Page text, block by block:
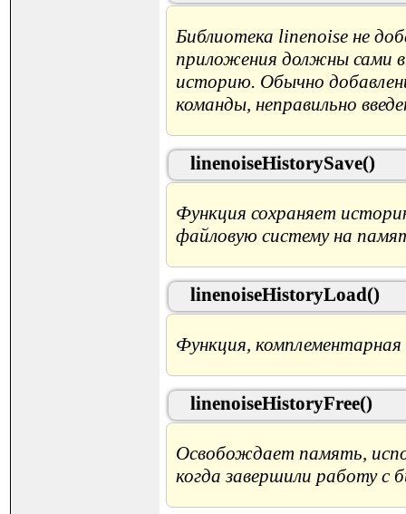
Библиотека linenoise не
приложения должны сами
историю. Обычно
команды, неправильно
linenoiseHistorySave()
Функция сохраняет
файловую систему на
linenoiseHistoryLoad()
Функция,
linenoiseHistoryFree()
Освобождает память,
когда завершили работу с